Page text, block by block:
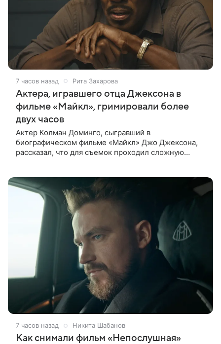
7 часов назад Рита Захарова
Актера, игравшего отца Джексона в
фильме «Майкл», гримировали более
двух часов
Актер Колман Доминго, сыгравший в
биографическом фильме «Майкл» Джо Джексона,
рассказал, что для съемок проходил сложную
7 часов назад Никита Шабанов
Как снимали фильм «Непослушная»